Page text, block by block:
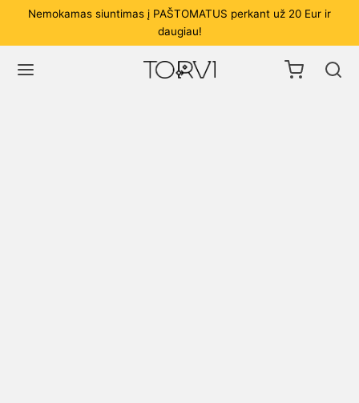
Nemokamas siuntimas į PAŠTOMATUS perkant už 20 Eur ir
daugiau!